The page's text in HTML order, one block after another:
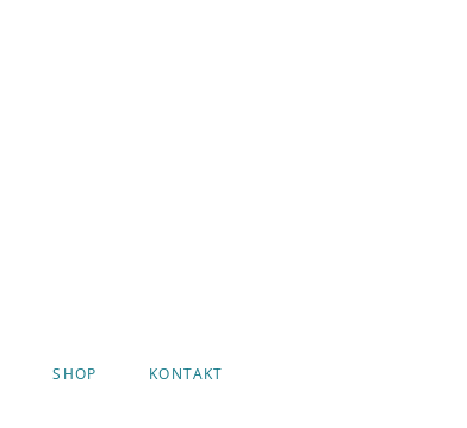
SHOP KONTAKT